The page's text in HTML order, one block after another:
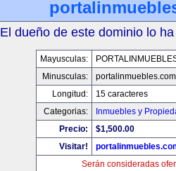
El dueño de este dominio lo
Mayusculas:
Minusculas:
portalinmuebles.com
Longitud:
15 caracteres
Categorias:
Inmuebles y
Precio:
$1,500.00
Visitar!
Serán consideradas